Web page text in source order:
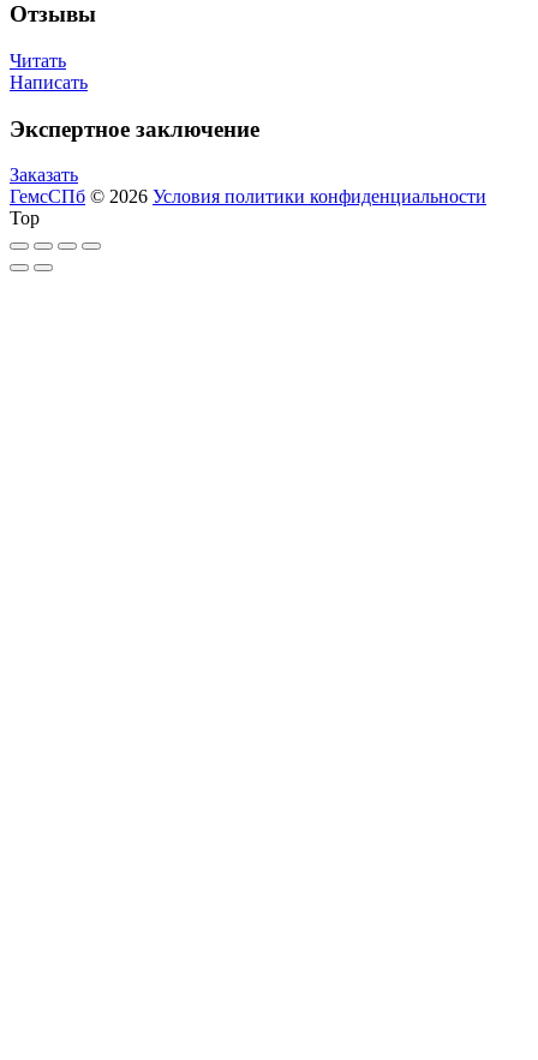
Отзывы
Читать
Написать
Экспертное заключение
Заказать
ГемсСПб © 2026 Условия политики конфиденциальности
Top